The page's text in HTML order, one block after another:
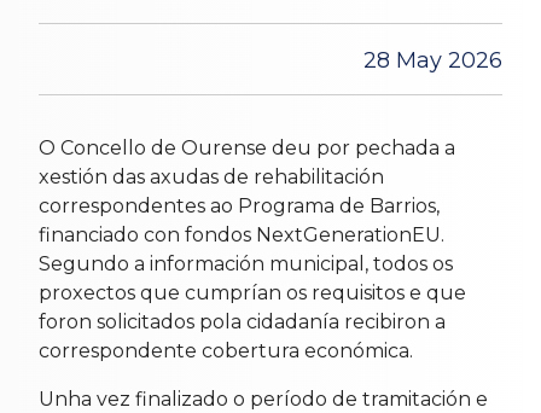
28 May 2026
O Concello de Ourense deu por pechada a
xestión das axudas de rehabilitación
correspondentes ao Programa de Barrios,
financiado con fondos NextGenerationEU.
Segundo a información municipal, todos os
proxectos que cumprían os requisitos e que
foron solicitados pola cidadanía recibiron a
correspondente cobertura económica.
Unha vez finalizado o período de tramitación e